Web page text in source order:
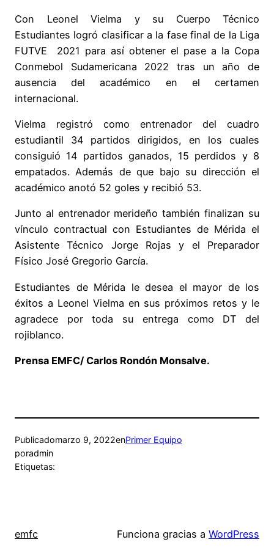
Con Leonel Vielma y su Cuerpo Técnico
Estudiantes logró clasificar a la fase final de la Liga
FUTVE 2021 para así obtener el pase a la Copa
Conmebol Sudamericana 2022 tras un año de
ausencia del académico en el certamen
internacional.
Vielma registró como entrenador del cuadro
estudiantil 34 partidos dirigidos, en los cuales
consiguió 14 partidos ganados, 15 perdidos y 8
empatados. Además de que bajo su dirección el
académico anotó 52 goles y recibió 53.
Junto al entrenador merideño también finalizan su
vínculo contractual con Estudiantes de Mérida el
Asistente Técnico Jorge Rojas y el Preparador
Físico José Gregorio García.
Estudiantes de Mérida le desea el mayor de los
éxitos a Leonel Vielma en sus próximos retos y le
agradece por toda su entrega como DT del
rojiblanco.
Prensa EMFC/ Carlos Rondón Monsalve.
Publicadomarzo 9, 2022enPrimer Equipo
poradmin
Etiquetas:
emfc Funciona gracias a WordPress